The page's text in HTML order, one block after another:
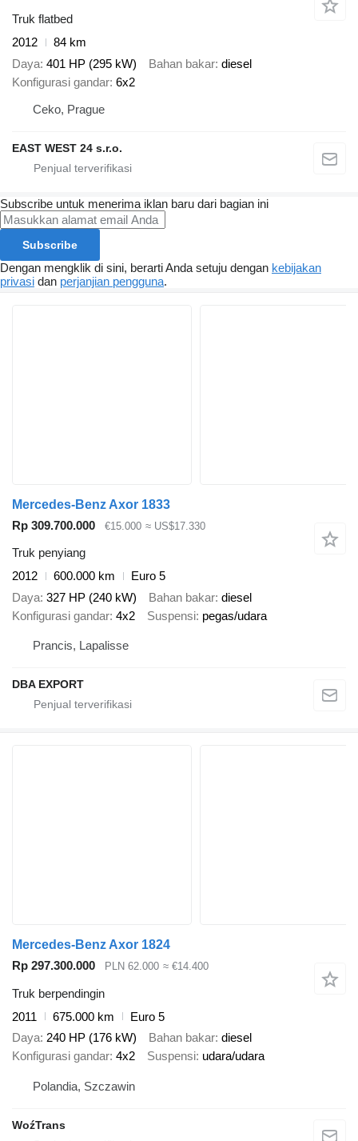
Truk flatbed
2012
84 km
Daya 401 HP (295 kW) Bahan bakar diesel
Konfigurasi gandar 6x2
Ceko, Prague
EAST WEST 24 s.r.o.
Subscribe untuk menerima iklan baru dari bagian ini
Subscribe
Dengan mengklik di sini, berarti Anda setuju dengan kebijakan
privasi dan perjanjian pengguna.
Mercedes-Benz Axor 1833
Rp 309.700.000
€15.000 ≈ US$17.330
Truk penyiang
2012
600.000 km
Euro 5
Daya 327 HP (240 kW) Bahan bakar diesel
Konfigurasi gandar 4x2 Suspensi pegas/udara
Prancis, Lapalisse
DBA EXPORT
Mercedes-Benz Axor 1824
Rp 297.300.000
PLN 62.000 ≈ €14.400
Truk berpendingin
2011
675.000 km
Euro 5
Daya 240 HP (176 kW) Bahan bakar diesel
Konfigurasi gandar 4x2 Suspensi udara/udara
Polandia, Szczawin
WoźTrans